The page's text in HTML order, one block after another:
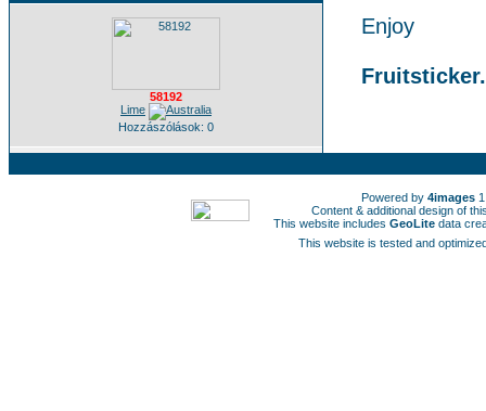
58192
Lime
Hozzászólások: 0
Enjoy
Powered by 4images
Content & additional design of
This website includes GeoLite data
This website is tested and